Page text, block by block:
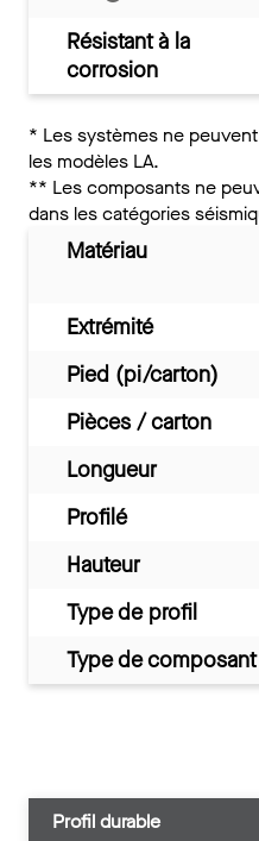
Résistant à la
corrosion
* Les systèmes ne
les modèles LA.
** Les composants ne
dans les catégories
Matériau
Extrémité
Pied (pi/carton)
Pièces / carton
Longueur
Profilé
Hauteur
Type de profil
Type de composant
Profil durable